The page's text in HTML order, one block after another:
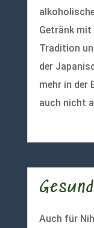
Getränk mit
Tradition
der
mehr in der
auch nicht
Auch für